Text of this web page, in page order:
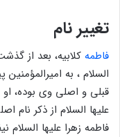
تغییر نام
فاطمه کلابیه، بعد از
‏السلام ، به
قبلی و اصلی وی بوده، او
علیها السلام از ذکر نام
فاطمه زهرا علیها